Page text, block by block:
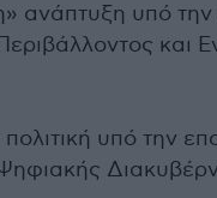
ανάπτυξη υπό την
και
υπό την